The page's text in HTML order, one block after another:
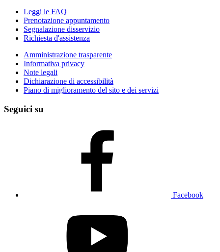
Leggi le FAQ
Prenotazione appuntamento
Segnalazione disservizio
Richiesta d'assistenza
Amministrazione trasparente
Informativa privacy
Note legali
Dichiarazione di accessibilità
Piano di miglioramento del sito e dei servizi
Seguici su
Facebook